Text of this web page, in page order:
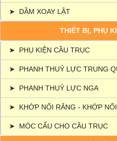
➤ DẦM XOAY LẬT
THIẾT BỊ, PHỤ
➤ PHỤ KIỆN CẦU TRỤC
➤ PHANH THUỶ LỰC TRUNG
➤ PHANH THUỶ LỰC NGA
➤ KHỚP NỐI RĂNG - KHỚP
➤ MÓC CẨU CHO CẦU TRỤC